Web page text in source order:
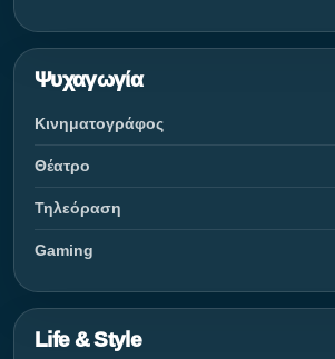
Ψυχαγωγία
Κινηματογράφος
Θέατρο
Τηλεόραση
Gaming
Life & Style